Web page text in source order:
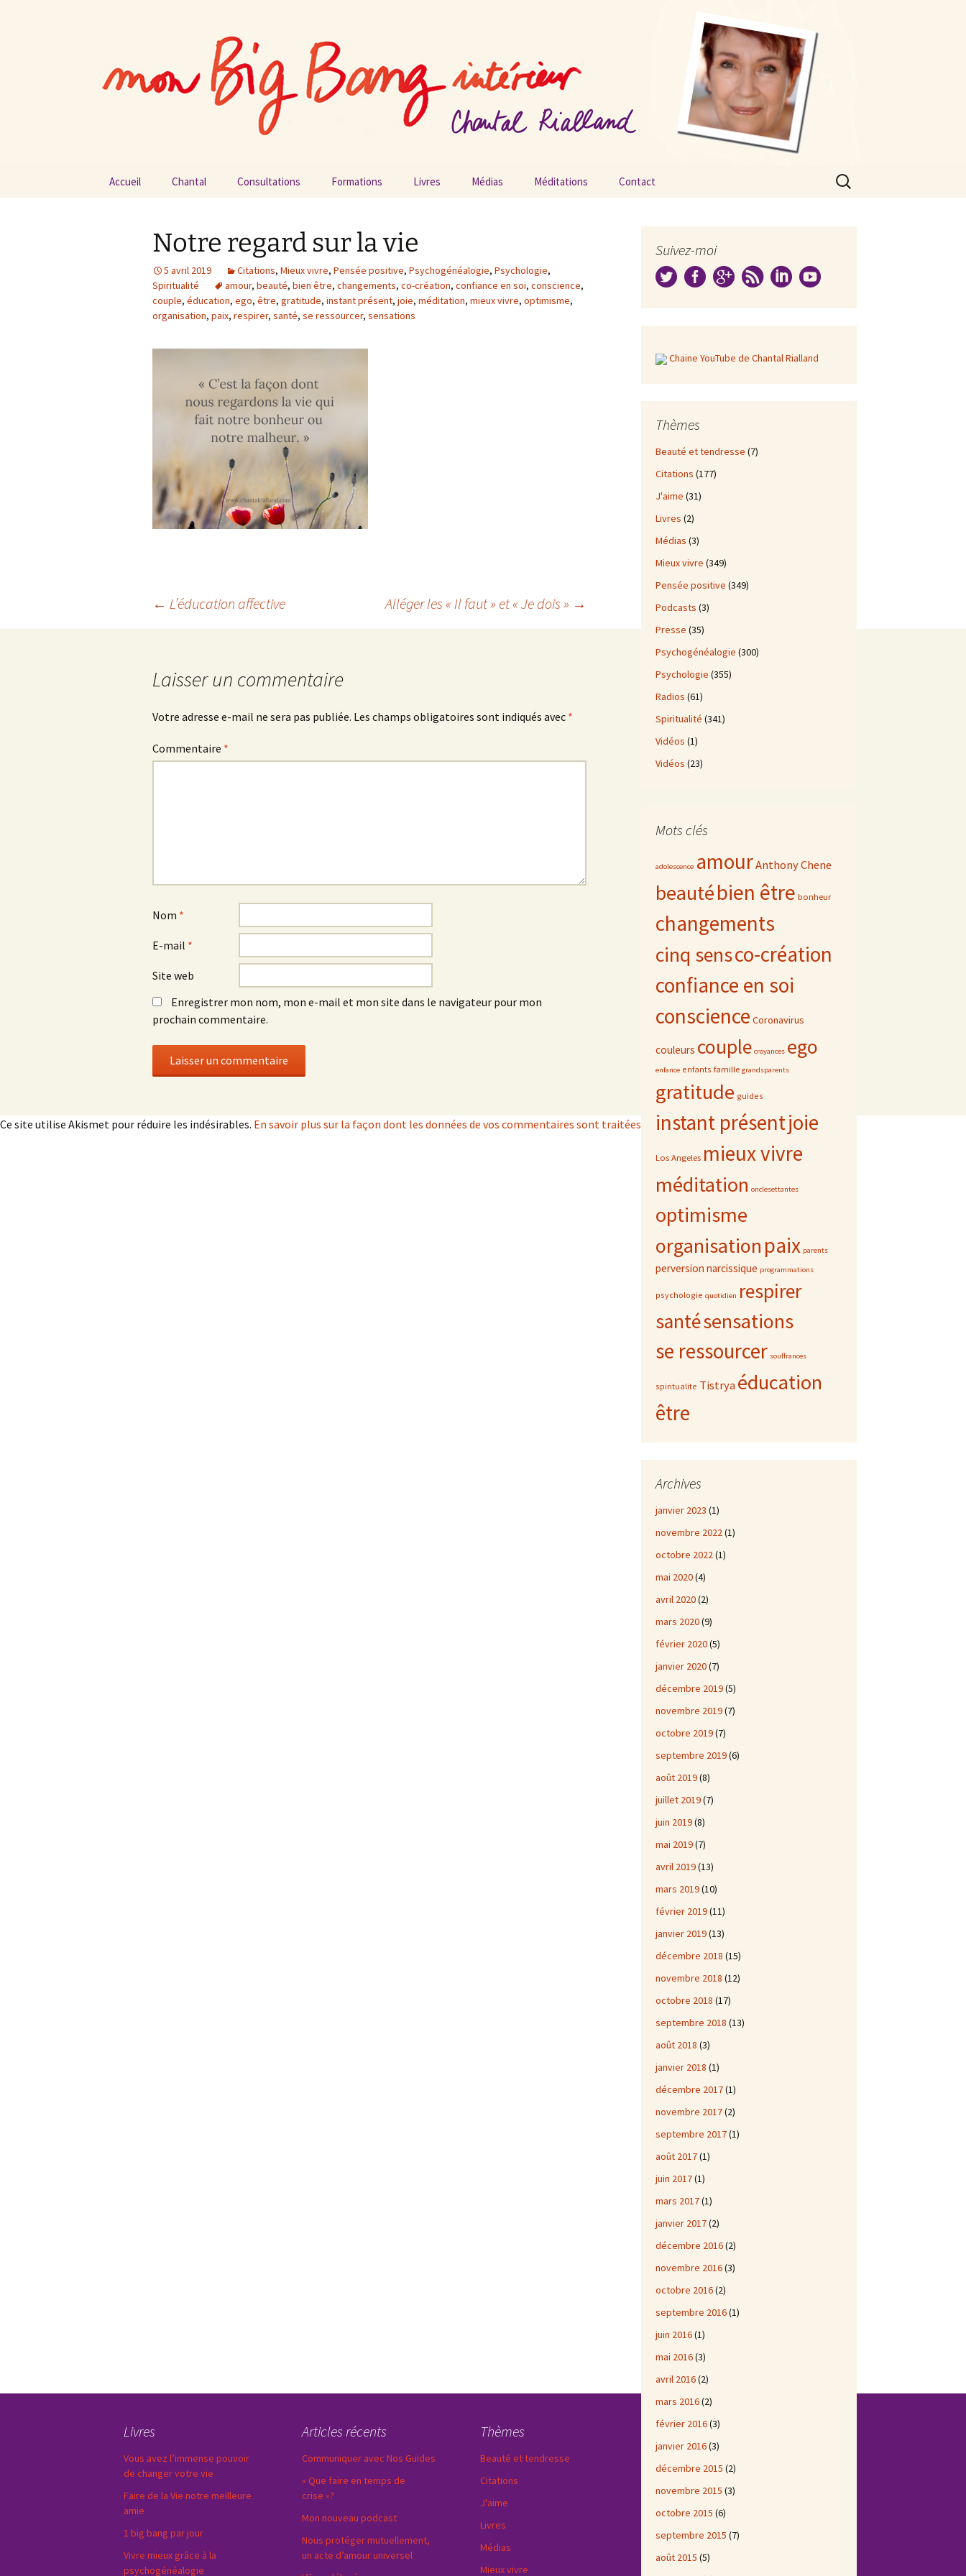
Mon big-bang intérieur
Accueil Chantal Consultations Formations Livres Médias
Radios
Méditations Contact
Rechercher :
Notre regard sur la vie
5 avril 2019 Citations, Mieux vivre, Pensée positive, Psychogénéalogie, Psychologie,
Spiritualité
amour, beauté, bien être, changements, co-création, confiance en soi, conscience,
couple, éducation, ego, être, gratitude, instant présent, joie, méditation, mieux vivre, optimisme,
organisation, paix, respirer, santé, se ressourcer, sensations
← L’éducation affective Alléger les « Il faut » et « Je dois » →
Laisser un commentaire
Votre adresse e-mail ne sera pas publiée. Les champs obligatoires sont indiqués avec *
Commentaire *
Nom *
E-mail *
Site web
Enregistrer mon nom, mon e-mail et mon site dans le navigateur pour mon
prochain commentaire.
Ce site utilise Akismet pour réduire les indésirables. En savoir plus sur la façon dont les données de vos commentaires sont traitées
Suivez-moi
Chaine YouTube de Chantal Rialland
Thèmes
Beauté et tendresse (7)
Citations (177)
J'aime (31)
Livres (2)
Médias (3)
Mieux vivre (349)
Pensée positive (349)
Podcasts (3)
Presse (35)
Psychogénéalogie (300)
Psychologie (355)
Radios (61)
Spiritualité (341)
Vidéos (1)
Vidéos (23)
Mots clés
adolescence amourAnthony Chene
beautébien être bonheur
changements
cinq sensco-création
confiance en soi
conscience Coronavirus
couleurs couple croyances ego
enfance enfants famille grandsparents
gratitude guides
instant présentjoie
Los Angeles mieux vivre
méditation onclesettantes
optimisme
organisationpaix parents
perversion narcissique programmations
psychologie quotidien respirer
santésensations
se ressourcer souffrances
spiritualite Tistryaéducation
être
Archives
janvier 2023 (1)
novembre 2022(1)
octobre 2022(1)
mai 2020(4)
avril 2020(2)
mars 2020(9)
février 2020(5)
janvier 2020(7)
décembre 2019(5)
novembre 2019(7)
octobre 2019(7)
septembre 2019(6)
août 2019(8)
juillet 2019(7)
juin 2019(8)
mai 2019(7)
avril 2019(13)
mars 2019(10)
février 2019(11)
janvier 2019(13)
décembre 2018 (15)
novembre 2018 (12)
octobre 2018 (17)
septembre 2018 (13)
août 2018 (3)
janvier 2018 (1)
décembre 2017(1)
novembre 2017(2)
septembre 2017(1)
août 2017(1)
juin 2017(1)
mars 2017(1)
janvier 2017(2)
décembre 2016(2)
novembre 2016(3)
octobre 2016(2)
septembre 2016(1)
juin 2016(1)
mai 2016(3)
avril 2016(2)
mars 2016(2)
février 2016(3)
janvier 2016(3)
décembre 2015 (2)
novembre 2015 (3)
octobre 2015 (6)
septembre 2015 (7)
août 2015 (5)
Livres
Vous avez l’immense pouvoir
de changer votre vie
Faire de la Vie notre meilleure
amie
1 big bang par jour
Vivre mieux grâce à la
psychogénéalogie
Articles récents
Communiquer avec Nos Guides
« Que faire en temps de
crise »?
Mon nouveau podcast
Nous protéger mutuellement,
un acte d’amour universel
Thèmes
Beauté et tendresse
Citations
J'aime
Livres
Médias
Mieux vivre